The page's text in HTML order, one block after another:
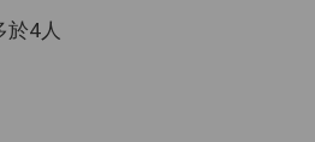
於4人